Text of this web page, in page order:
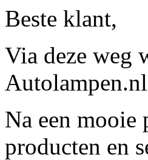
Beste klant,
Via deze weg
Na een mooie
producten en